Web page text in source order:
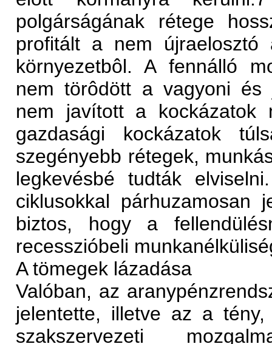
polgárságának rétege
profitált a nem újraelosztó
környezetbôl. A fennálló
nem törôdött a vagyoni és
nem javított a kockázatok
gazdasági kockázatok
szegényebb rétegek,
legkevésbé tudták
ciklusokkal párhuzamosan
biztos, hogy a
recesszióbeli
A tömegek lázadása
Valóban, az
jelentette, illetve az a
szakszervezeti